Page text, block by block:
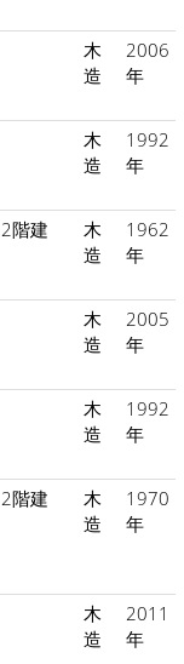
木
造
2006
年
木
造
1992
年
2階建
木
造
1962
年
木
造
2005
年
木
造
1992
年
2階建
木
造
1970
年
木
造
2011
年